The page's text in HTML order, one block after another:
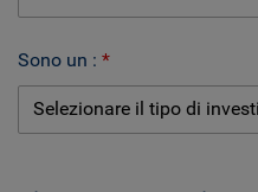
Sono un :